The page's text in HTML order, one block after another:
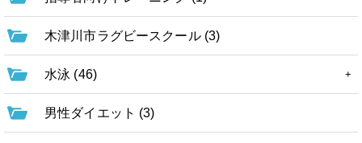
木津川市ラグビースクール (3)
水泳 (46)
男性ダイエット (3)